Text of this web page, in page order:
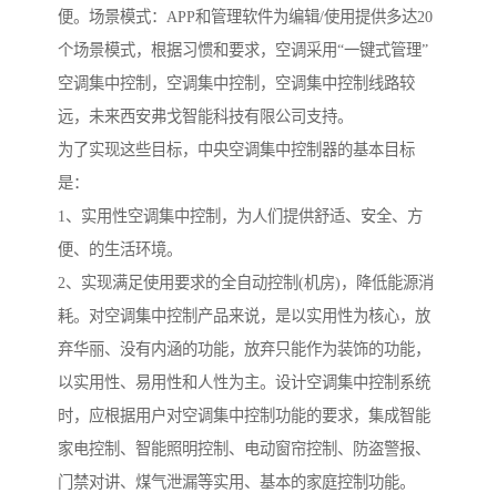
便。场景模式：APP和管理软件为编辑/使用提供多达20
个场景模式，根据习惯和要求，空调采用“一键式管理”
空调集中控制，空调集中控制，空调集中控制线路较
远，未来西安弗戈智能科技有限公司支持。
为了实现这些目标，中央空调集中控制器的基本目标
是：
1、实用性空调集中控制，为人们提供舒适、安全、方
便、的生活环境。
2、实现满足使用要求的全自动控制(机房)，降低能源消
耗。对空调集中控制产品来说，是以实用性为核心，放
弃华丽、没有内涵的功能，放弃只能作为装饰的功能，
以实用性、易用性和人性为主。设计空调集中控制系统
时，应根据用户对空调集中控制功能的要求，集成智能
家电控制、智能照明控制、电动窗帘控制、防盗警报、
门禁对讲、煤气泄漏等实用、基本的家庭控制功能。